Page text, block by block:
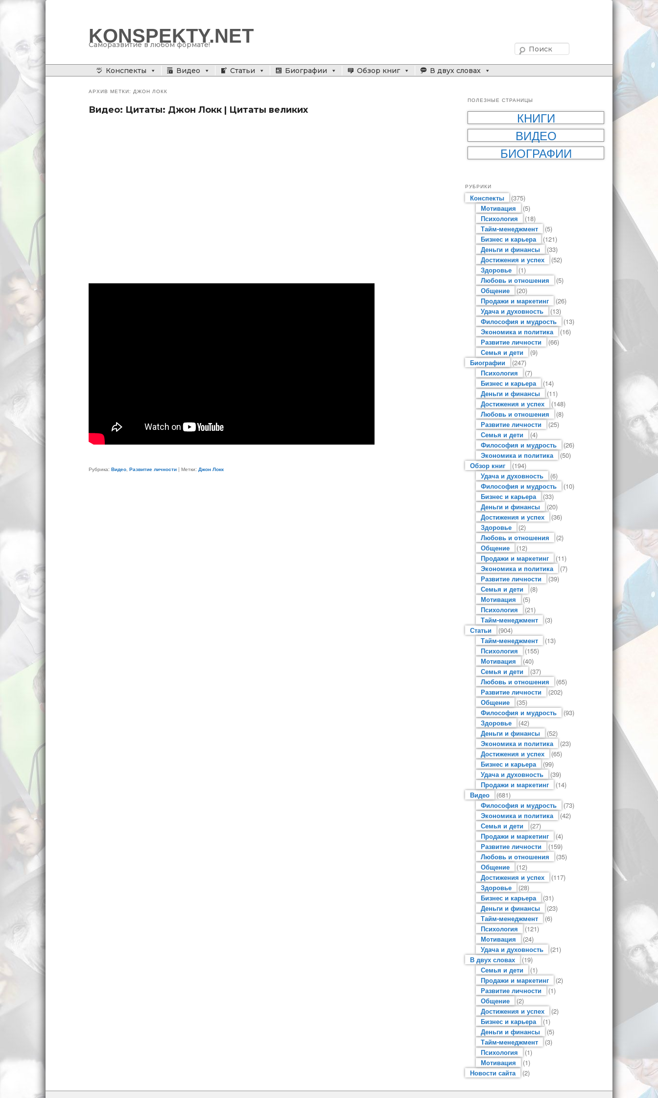
KONSPEKTY.NET
Саморазвитие в любом формате!
Главное меню
Перейти
содержимому
Перейти
содержимому
Конспекты Видео Статьи Биографии Обзор книг В двух словах
АРХИВ МЕТКИ: ДЖОН ЛОКК
Видео: Цитаты: Джон Локк | Цитаты великих
Рубрика: Видео, Развитие личности | Метки: Джон Локк
ПОЛЕЗНЫЕ СТРАНИЦЫ
КНИГИ
ВИДЕО
БИОГРАФИИ
РУБРИКИ
Конспекты
(375)
Мотивация
(5)
Психология
(18)
Тайм-менеджмент
(5)
Бизнес и карьера
(121)
Деньги и финансы
(33)
Достижения и успех
(52)
Здоровье
(1)
Любовь и отношения
(5)
Общение
(20)
Продажи и маркетинг
(26)
Удача и духовность
(13)
Философия и мудрость
(13)
Экономика и политика
(16)
Развитие личности
(66)
Семья и дети
(9)
Биографии
(247)
Психология
(7)
Бизнес и карьера
(14)
Деньги и финансы
(11)
Достижения и успех
(148)
Любовь и отношения
(8)
Развитие личности
(25)
Семья и дети
(4)
Философия и мудрость
(26)
Экономика и политика
(50)
Обзор книг
(194)
Удача и духовность
(6)
Философия и мудрость
(10)
Бизнес и карьера
(33)
Деньги и финансы
(20)
Достижения и успех
(36)
Здоровье
(2)
Любовь и отношения
(2)
Общение
(12)
Продажи и маркетинг
(11)
Экономика и политика
(7)
Развитие личности
(39)
Семья и дети
(8)
Мотивация
(5)
Психология
(21)
Тайм-менеджмент
(3)
Статьи
(904)
Тайм-менеджмент
(13)
Психология
(155)
Мотивация
(40)
Семья и дети
(37)
Любовь и отношения
(65)
Развитие личности
(202)
Общение
(35)
Философия и мудрость
(93)
Здоровье
(42)
Деньги и финансы
(52)
Экономика и политика
(23)
Достижения и успех
(65)
Бизнес и карьера
(99)
Удача и духовность
(39)
Продажи и маркетинг
(14)
Видео
(681)
Философия и мудрость
(73)
Экономика и политика
(42)
Семья и дети
(27)
Продажи и маркетинг
(4)
Развитие личности
(159)
Любовь и отношения
(35)
Общение
(12)
Достижения и успех
(117)
Здоровье
(28)
Бизнес и карьера
(31)
Деньги и финансы
(23)
Тайм-менеджмент
(6)
Психология
(121)
Мотивация
(24)
Удача и духовность
(21)
В двух словах
(19)
Семья и дети
(1)
Продажи и маркетинг
(2)
Развитие личности
(1)
Общение
(2)
Достижения и успех
(2)
Бизнес и карьера
(1)
Деньги и финансы
(5)
Тайм-менеджмент
(3)
Психология
(1)
Мотивация
(1)
Новости сайта
(2)